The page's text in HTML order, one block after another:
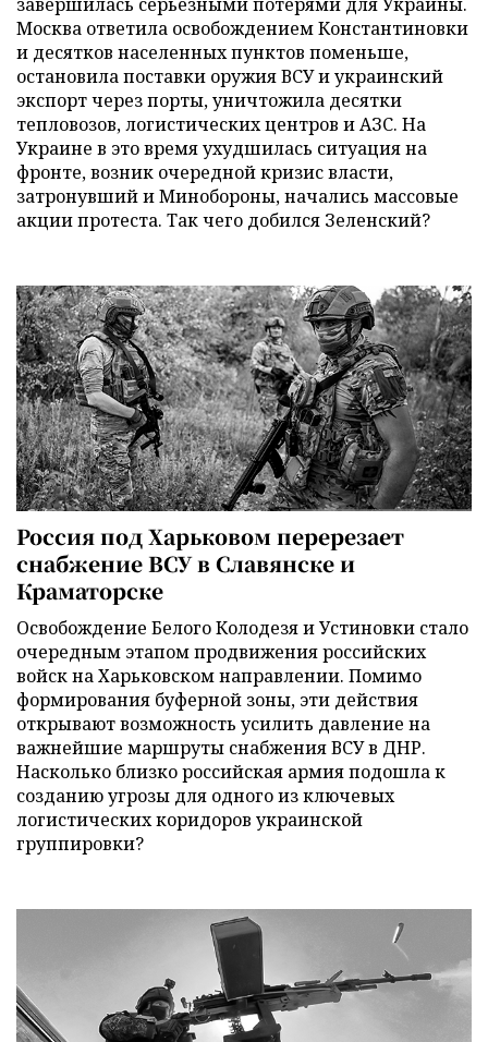
Москва ответила освобождением Константиновки
и десятков населенных пунктов поменьше,
остановила поставки оружия ВСУ и украинский
экспорт через порты, уничтожила десятки
тепловозов, логистических центров и АЗС. На
Украине в это время ухудшилась ситуация на
фронте, возник очередной кризис власти,
затронувший и Минобороны, начались массовые
акции протеста. Так чего добился Зеленский?
Россия под Харьковом перерезает
снабжение ВСУ в Славянске и
Краматорске
Освобождение Белого Колодезя и Устиновки стало
очередным этапом продвижения российских
войск на Харьковском направлении. Помимо
формирования буферной зоны, эти действия
открывают возможность усилить давление на
важнейшие маршруты снабжения ВСУ в ДНР.
Насколько близко российская армия подошла к
созданию угрозы для одного из ключевых
логистических коридоров украинской
группировки?